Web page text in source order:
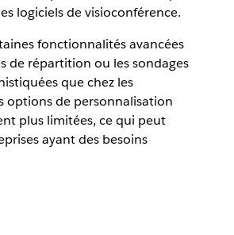
logiciels de visioconférence.
fonctionnalités avancées
de répartition ou les sondages
que chez les
options de personnalisation
plus limitées, ce qui peut
ayant des besoins